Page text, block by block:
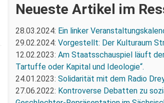
Neueste Artikel im
28.03.2024: Ein linker
29.02.2024: Vorgestellt: Der Kulturaum
12.02.2023: Am Staatsschauspiel läuft
Tartuffe oder Kapital und Ideologie“.
24.01.2023: Solidarität mit dem Radio
27.06.2022: Kontroverse Debatten zu